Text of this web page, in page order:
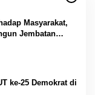
Masyarakat,
Jembatan
Dana Pribadi
ke-25 Demokrat di